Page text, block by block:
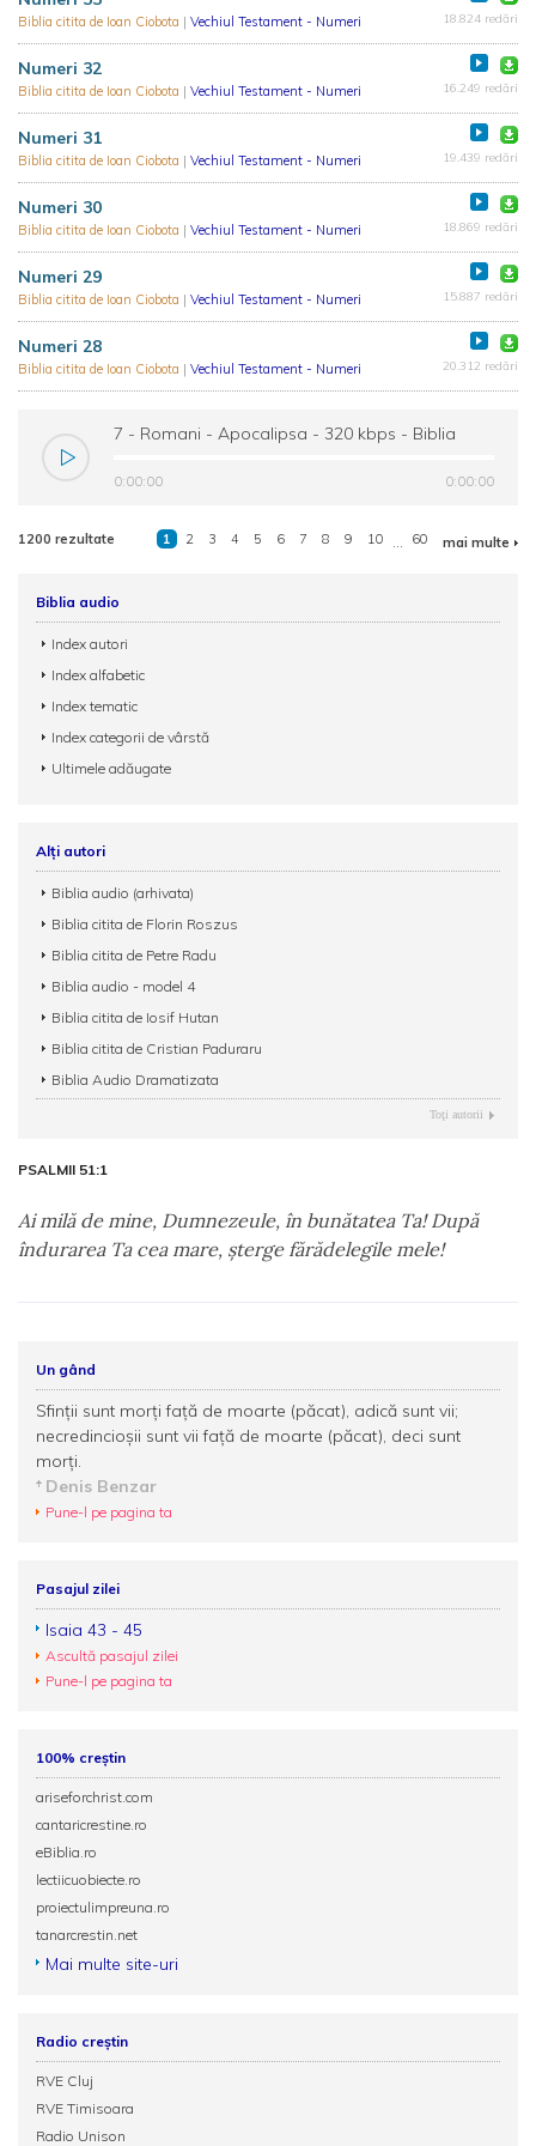
Biblia citita de Ioan Ciobota | Vechiul Testament - Numeri 18.824 redări
Numeri 32
Biblia citita de Ioan Ciobota | Vechiul Testament - Numeri 16.249 redări
Numeri 31
Biblia citita de Ioan Ciobota | Vechiul Testament - Numeri 19.439 redări
Numeri 30
Biblia citita de Ioan Ciobota | Vechiul Testament - Numeri 18.869 redări
Numeri 29
Biblia citita de Ioan Ciobota | Vechiul Testament - Numeri 15.887 redări
Numeri 28
Biblia citita de Ioan Ciobota | Vechiul Testament - Numeri 20.312 redări
7 - Romani - Apocalipsa - 320 kbps - Biblia
0:00:00 0:00:00
1200 rezultate 1 2 3 4 5 6 7 8 9 10 ... 60 mai multe
Biblia audio
Index autori
Index alfabetic
Index tematic
Index categorii de vârstă
Ultimele adăugate
Alți autori
Biblia audio (arhivata)
Biblia citita de Florin Roszus
Biblia citita de Petre Radu
Biblia audio - model 4
Biblia citita de Iosif Hutan
Biblia citita de Cristian Paduraru
Biblia Audio Dramatizata
Toţi autorii
PSALMII 51:1
Ai milă de mine, Dumnezeule, în bunătatea Ta! După
îndurarea Ta cea mare, şterge fărădelegile mele!
Un gând
Sfinții sunt morți față de moarte (păcat), adică sunt vii;
necredincioșii sunt vii față de moarte (păcat), deci sunt
morți.
Denis Benzar
Pune-l pe pagina ta
Pasajul zilei
Isaia 43 - 45
Ascultă pasajul zilei
Pune-l pe pagina ta
100% creștin
ariseforchrist.com
cantaricrestine.ro
eBiblia.ro
lectiicuobiecte.ro
proiectulimpreuna.ro
tanarcrestin.net
Mai multe site-uri
Radio creștin
RVE Cluj
RVE Timisoara
Radio Unison